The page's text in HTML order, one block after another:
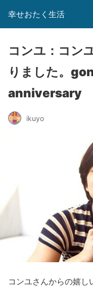
幸せおたく生活
コンユ：コン
りました。
anniversary
ikuyo
コンユさんからの嬉し